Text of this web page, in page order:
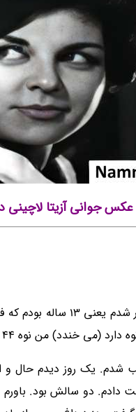
عکس جوانی آزیتا لاچینی
44 ساله و نتیجه 23 ساله دارم.
شدم. یک روز دیدم حال و
دادم. دو سالش بود.